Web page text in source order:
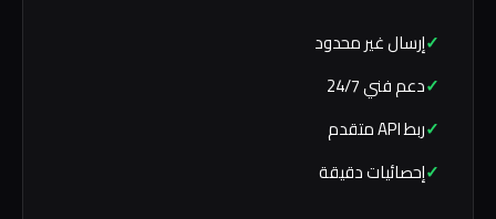
إرسال غير محدود
دعم فني 24/7
ربط API متقدم
إحصائيات دقيقة